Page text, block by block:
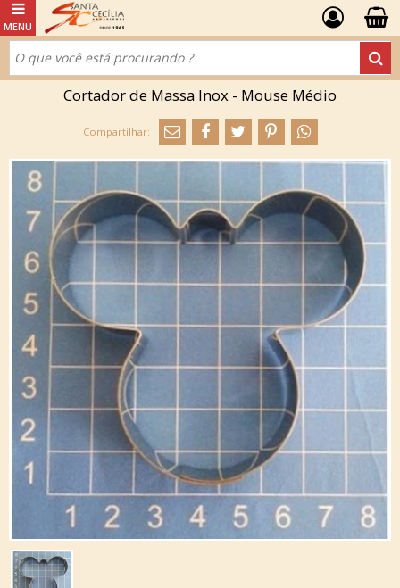
Cortador de Massa Inox - Mouse Médio